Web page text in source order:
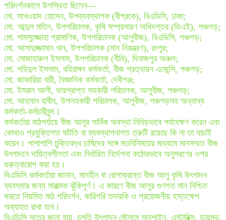
পরিদর্শনকালে উপস্থিত ছিলেন—
মো. সাখওয়াদ হোসেন, উপব্যবস্থাপক (বীপ্রকে), বিএডিসি, ঢাকা;
মো. আব্দুল মতিন, উপপরিচালক, কৃষি সম্প্রসারণ অধিদপ্তর (ডিএই), পঞ্চগড়;
মো. শামসুজ্জোহা প্রামাণিক, উপপরিচালক (আলুবীজ), বিএডিসি, পঞ্চগড়;
মো. আসাদুজ্জামান খান, উপপরিচালক (মান নিয়ন্ত্রণ), রংপুর;
মো. মোজাহারুল ইসলাম, উপপরিচালক (বীবি), দিনাজপুর অঞ্চল;
মো. শহিদুল ইসলাম, বহিরাঙ্গন কর্মকর্তা, বীজ প্রত্যায়ন এজেন্সি, পঞ্চগড়;
মো. জাকারিয়া বারী, বৈজ্ঞানিক কর্মকর্তা, দেবীগঞ্জ;
মো. ইমরান আলী, ভারপ্রাপ্ত সহকারী পরিচালক, আলুবীজ, পঞ্চগড়;
মো. আহসান হাবীব, উপসহকারী পরিচালক, আলুবীজ, পঞ্চগড়সহ অন্যান্য
কর্মকর্তা-কর্মচারীবৃন্দ।
কর্মকর্তারা মাঠপর্যায়ে বীজ আলুর সার্বিক অবস্থা নিবিড়ভাবে পর্যবেক্ষণ করেন এবং
কোথাও প্রযুক্তিগত ঘাটতি বা ব্যবস্থাপনাগত ত্রুটি রয়েছে কি না তা যাচাই
করেন। পাশাপাশি চুক্তিবদ্ধ চাষিদের সঙ্গে মতবিনিময়ের মাধ্যমে মানসম্মত বীজ
উৎপাদনে দায়িত্বশীলতা এবং নির্ধারিত নির্দেশনা কঠোরভাবে অনুসরণের ওপর
গুরুত্বারোপ করা হয়।
বিএডিসি কর্মকর্তারা জানান, মানহীন বা রোগাক্রান্ত বীজ আলু কৃষি উৎপাদন
ব্যবস্থার জন্য মারাত্মক ঝুঁকিপূর্ণ। এ কারণে বীজ আলুর গুণগত মান নিশ্চিত
করতে নিয়মিত মাঠ পরিদর্শন, কারিগরি তদারকি ও প্রয়োজনীয় হস্তক্ষেপ
অব্যাহত রাখা হবে।
বিএডিসি সূত্রে জানা যায়, চলতি উৎপাদন মৌসুমে সানশাইন, এস্টারিক্স, ডায়মন্ড,